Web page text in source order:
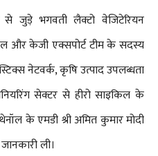
से जुड़े भगवती लैक्टो वेजिटेरियन
और केजी एक्सपोर्ट टीम के सदस्य
नेटवर्क, कृषि उत्पाद उपलब्धता
सेक्टर से हीरो साइकिल के
के एमडी श्री अमित कुमार मोदी
ली।